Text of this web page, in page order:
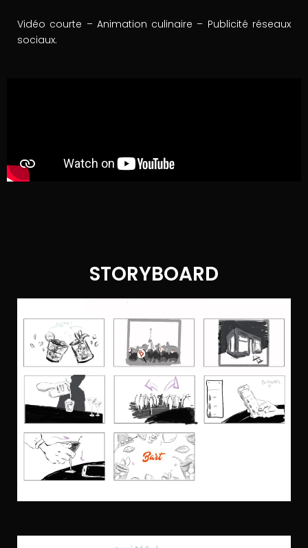
Vidéo courte – Animation culinaire – Publicité réseaux
sociaux.
STORYBOARD